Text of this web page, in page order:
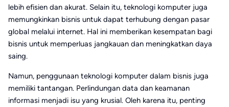
lebih efisien dan akurat. Selain itu, teknologi komputer juga
memungkinkan bisnis untuk dapat terhubung dengan pasar
global melalui internet. Hal ini memberikan kesempatan bagi
bisnis untuk memperluas jangkauan dan meningkatkan daya
saing.
Namun, penggunaan teknologi komputer dalam bisnis juga
memiliki tantangan. Perlindungan data dan keamanan
informasi menjadi isu yang krusial. Oleh karena itu, penting